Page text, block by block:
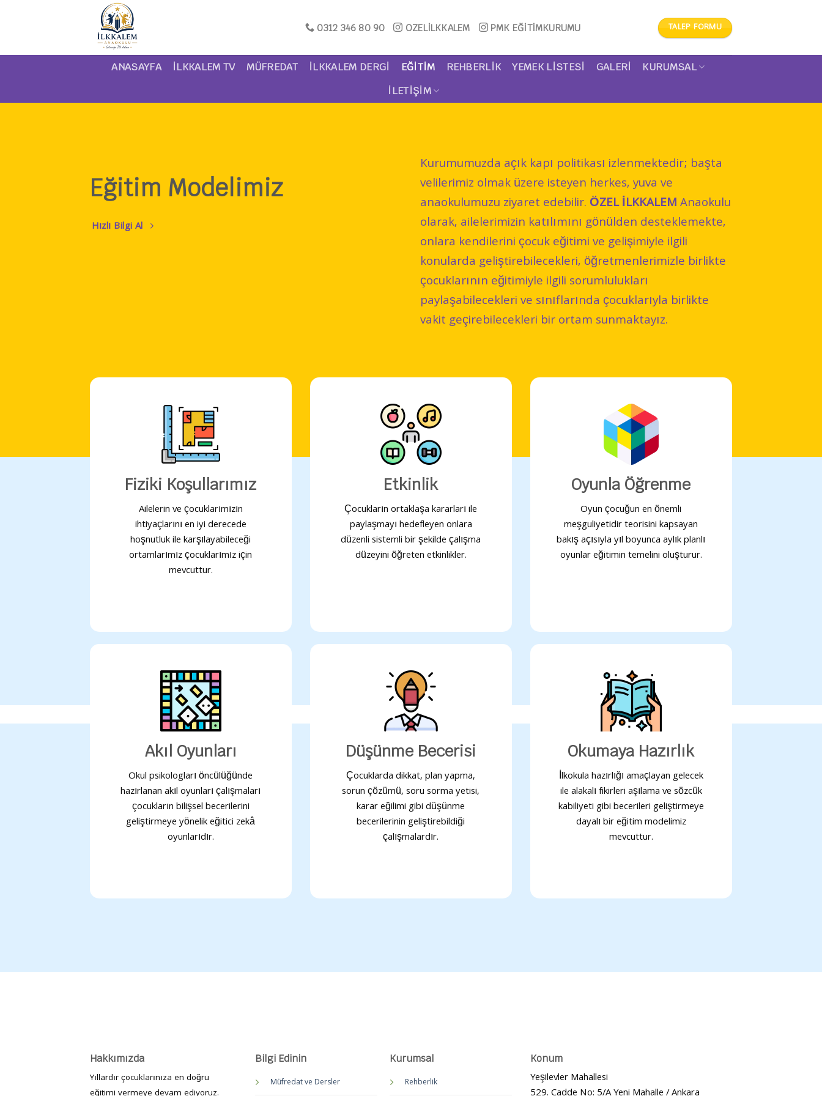
0312 346 80 90 OZELİLKKALEM PMK EĞİTİMKURUMU TALEP FORMU
ANASAYFA İLKKALEM TV MÜFREDAT İLKKALEM DERGİ EĞITIM REHBERLIK YEMEK LISTESI GALERİ
KURUMSAL
İLETIŞIM
Eğitim Modelimiz
Hızlı Bilgi Al
Kurumumuzda açık kapı politikası izlenmektedir; başta
velilerimiz olmak üzere isteyen herkes, yuva ve
anaokulumuzu ziyaret edebilir. ÖZEL İLKKALEMAnaokulu
olarak, ailelerimizin katılımını gönülden desteklemekte,
onlara kendilerini çocuk eğitimi ve gelişimiyle ilgili
konularda geliştirebilecekleri, öğretmenlerimizle birlikte
çocuklarının eğitimiyle ilgili sorumlulukları
paylaşabilecekleri ve sınıflarında çocuklarıyla birlikte
vakit geçirebilecekleri bir ortam sunmaktayız.
Fiziki Koşullarımız
Ailelerin ve çocuklarımızın
ihtiyaçlarını en iyi derecede
hoşnutluk ile karşılayabileceği
ortamlarımız çocuklarımız için
mevcuttur.
Etkinlik
Çocukların ortaklaşa kararları ile
paylaşmayı hedefleyen onlara
düzenli sistemli bir şekilde çalışma
düzeyini öğreten etkinlikler.
Oyunla Öğrenme
Oyun çocuğun en önemli
meşguliyetidir teorisini kapsayan
bakış açısıyla yıl boyunca aylık planlı
oyunlar eğitimin temelini oluşturur.
Akıl Oyunları
Okul psikologları öncülüğünde
hazırlanan akıl oyunları çalışmaları
çocukların bilişsel becerilerini
geliştirmeye yönelik eğitici zekâ
oyunlarıdır.
Düşünme Becerisi
Çocuklarda dikkat, plan yapma,
sorun çözümü, soru sorma yetisi,
karar eğilimi gibi düşünme
becerilerinin geliştirebildiği
çalışmalardır.
Okumaya Hazırlık
İlkokula hazırlığı amaçlayan gelecek
ile alakalı fikirleri aşılama ve sözcük
kabiliyeti gibi becerileri geliştirmeye
dayalı bir eğitim modelimiz
mevcuttur.
Hakkımızda
Yıllardır çocuklarınıza en doğru
Bilgi Edinin
Müfredat ve Dersler
Kurumsal
Rehberlik
Konum
Yeşilevler Mahallesi